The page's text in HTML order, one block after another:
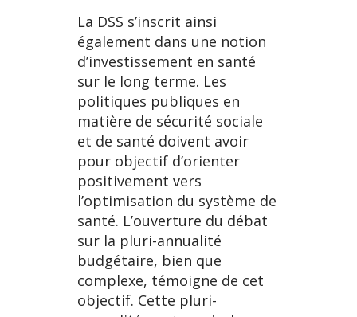
La DSS s’inscrit ainsi
également dans une notion
d’investissement en santé
sur le long terme. Les
politiques publiques en
matière de sécurité sociale
et de santé doivent avoir
pour objectif d’orienter
positivement vers
l’optimisation du système de
santé. L’ouverture du débat
sur la pluri-annualité
budgétaire, bien que
complexe, témoigne de cet
objectif. Cette pluri-